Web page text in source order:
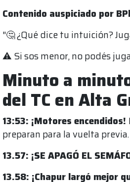
Contenido auspiciado por
"🤔 ¿Qué dice tu intuición?
⚠️ Si sos menor, no podés
Minuto a
del TC en Alta
13:53: ¡Motores encendidos!
preparan para la vuelta previa.
13.57: ¡SE APAGÓ EL
13.58: ¡Chapur largó mejor